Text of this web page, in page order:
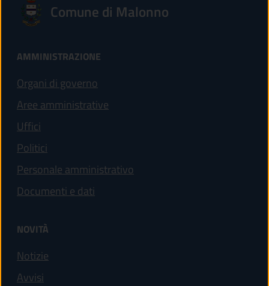
Comune di Malonno
AMMINISTRAZIONE
Organi di governo
Aree amministrative
Uffici
Politici
Personale amministrativo
Documenti e dati
NOVITÀ
Notizie
Avvisi